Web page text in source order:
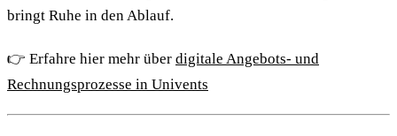
bringt Ruhe in den Ablauf.
👉 Erfahre hier mehr über digitale Angebots- und
Rechnungsprozesse in Univents